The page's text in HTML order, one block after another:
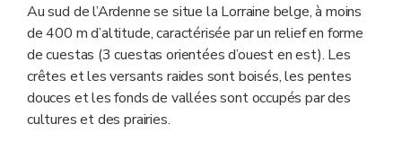
Au sud de l’Ardenne se situe la Lorraine belge, à moins
de 400 m d’altitude, caractérisée par un relief en forme
de cuestas (3 cuestas orientées d’ouest en est). Les
crêtes et les versants raides sont boisés, les pentes
douces et les fonds de vallées sont occupés par des
cultures et des prairies.